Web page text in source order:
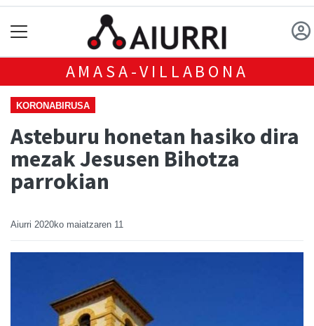
AMASA-VILLABONA
KORONABIRUSA
Asteburu honetan hasiko dira
mezak Jesusen Bihotza
parrokian
Aiurri 2020ko maiatzaren 11